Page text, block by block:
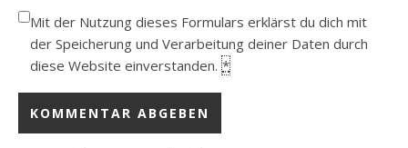
Mit der Nutzung dieses Formulars erklärst du dich mit
der Speicherung und Verarbeitung deiner Daten durch
diese Website einverstanden. *